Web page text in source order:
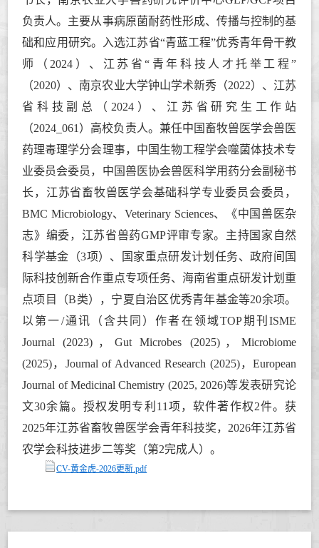
负责人。主要从事病原菌耐药性形成、传播与控制的基
础和应用研究。入选江苏省“青蓝工程”优秀青年骨干教
师（2024）、江苏省“青年科技人才托举工程”
（2020）、南京农业大学钟山学术新秀（2022）、江苏
省科技副总（2024）、江苏省研究生工作站
（2024_061）高校负责人。兼任中国畜牧兽医学会兽医
药理毒理学分会理事，中国生物工程学会噬菌体技术专
业委员会委员，中国兽医协会兽医科学用药分会副秘书
长，江苏省畜牧兽医学会基础科学专业委员会委员，
BMC Microbiology、Veterinary Sciences、《中国兽医杂
志》编委，江苏省兽药GMP评审专家。主持国家自然
科学基金（3项）、国家重点研发计划任务、政府间国
际科技创新合作重点专项任务、海南省重点研发计划重
点项目（B类），宁夏自治区优秀青年基金等20余项。
以第一/通讯（含共同）作者在领域TOP期刊ISME
Journal (2023)，Gut Microbes (2025)，Microbiome
(2025)，Journal of Advanced Research (2025)，European
Journal of Medicinal Chemistry (2025, 2026)等发表研究论
文30余篇。授权发明专利11项，软件著作权2件。获
2025年江苏省畜牧兽医学会青年科技奖，2026年江苏省
农学会科技进步二等奖（第2完成人）。
CV-黄金虎-2026更新.pdf